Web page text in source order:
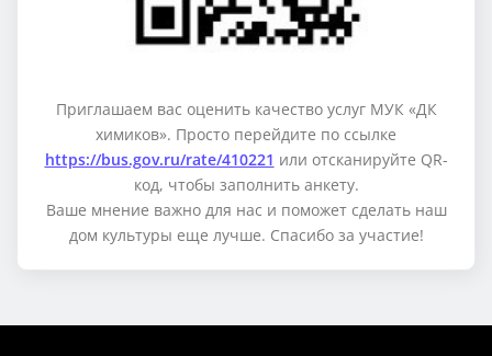
Приглашаем вас оценить качество услуг МУК «ДК
химиков». Просто перейдите по ссылке
https://bus.gov.ru/rate/410221 или отсканируйте QR-
код, чтобы заполнить анкету.
Ваше мнение важно для нас и поможет сделать наш
дом культуры еще лучше. Спасибо за участие!